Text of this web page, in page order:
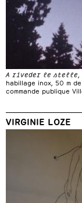
A riveder le stelle
habillage inox, 50 m
commande publique
VIRGINIE LOZE